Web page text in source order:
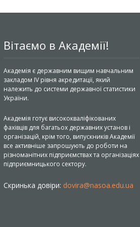
Вітаємо в Академії!
Академія є державним вищим навчальним
закладом IV рівня акредитації, який
належить до системи державної статистики
України.
Академія готує висококваліфікованих
фахівців для багатьох державних установ і
організацій, крім того, випускників Академії
все активніше запрошують до роботи на
різноманітних підприємствах та організаціях
підприємницького сектору.
Скринька довіри: dovira@nasoa.edu.ua